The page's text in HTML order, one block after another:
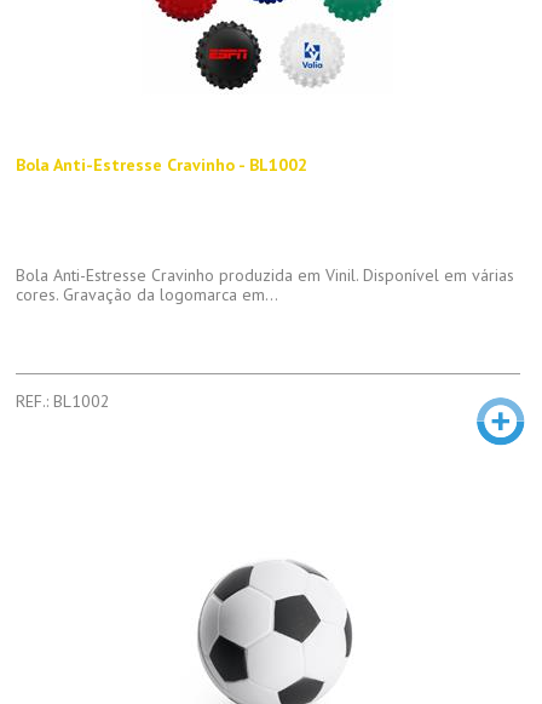
Bola Anti-Estresse Cravinho - BL1002
Bola Anti-Estresse Cravinho produzida em Vinil. Disponível em várias
cores. Gravação da logomarca em...
REF.: BL1002